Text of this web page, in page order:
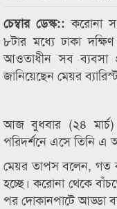
চেম্বার ডেস্ক::করোনা
৮টার মধ্যে ঢাকা
আওতাধীন সব ব্যবসা
জানিয়েছেন মেয়র
আজ বুধবার (২৪ মার্চ)
পরিদর্শনে এসে তিনি এ
মেয়র তাপস বলেন, গত
হচ্ছে। করোনা থেকে
পর দোকানপাটে আড্ডা